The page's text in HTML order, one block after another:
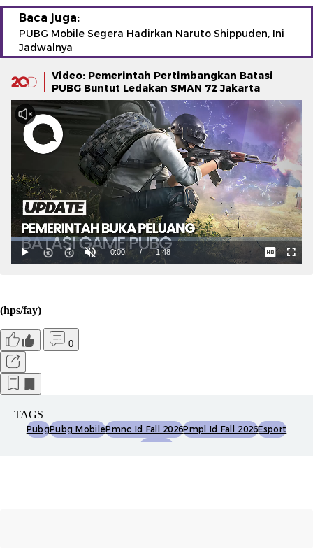
Baca juga:
PUBG Mobile Segera Hadirkan Naruto Shippuden, Ini
Jadwalnya
Video: Pemerintah Pertimbangkan Batasi
PUBG Buntut Ledakan SMAN 72 Jakarta
(hps/fay)
0
TAGS
PubgPubg MobilePmnc Id Fall 2026Pmpl Id Fall 2026Esport